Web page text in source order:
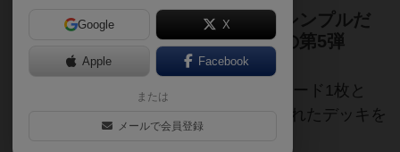
５種類のカードでデッキを作れ！シンプルだ
けど奥が深い対戦型カードゲームの第5弾
インヴィクタス2.0は、「リーダー」カード1枚と
「兵士」カード20枚の計21枚で構成されたデッキを
Google X
Apple Facebook
または
メールで会員登録